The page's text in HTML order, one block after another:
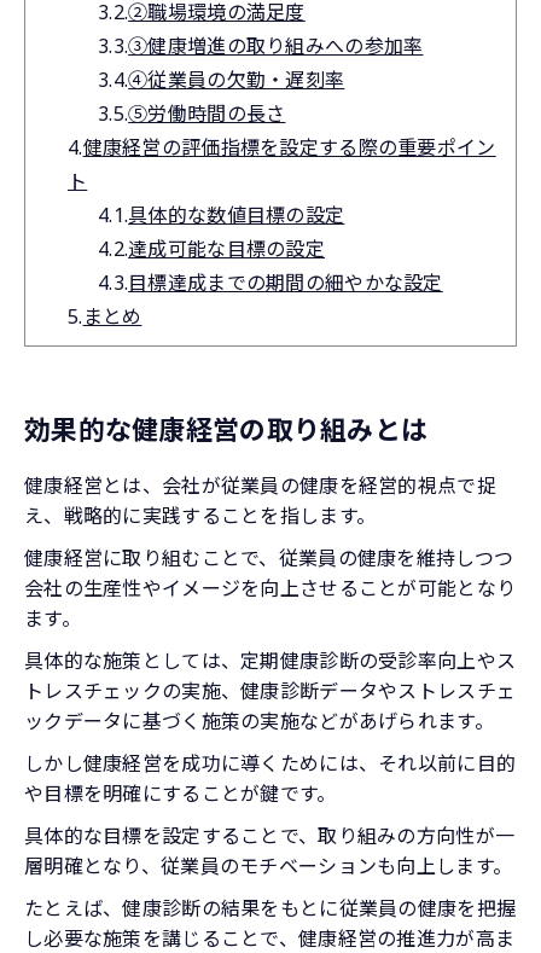
3.2.②職場環境の満足度
3.3.③健康増進の取り組みへの参加率
3.4.④従業員の欠勤・遅刻率
3.5.⑤労働時間の長さ
4.健康経営の評価指標を設定する際の重要ポイン
ト
4.1.具体的な数値目標の設定
4.2.達成可能な目標の設定
4.3.目標達成までの期間の細やかな設定
5. まとめ
効果的な健康経営の取り組みとは
健康経営とは、会社が従業員の健康を経営的視点で捉
え、戦略的に実践することを指します。
健康経営に取り組むことで、従業員の健康を維持しつつ
会社の生産性やイメージを向上させることが可能となり
ます。
具体的な施策としては、定期健康診断の受診率向上やス
トレスチェックの実施、健康診断データやストレスチェ
ックデータに基づく施策の実施などがあげられます。
しかし健康経営を成功に導くためには、それ以前に目的
や目標を明確にすることが鍵です。
具体的な目標を設定することで、取り組みの方向性が一
層明確となり、従業員のモチベーションも向上します。
たとえば、健康診断の結果をもとに従業員の健康を把握
し必要な施策を講じることで、健康経営の推進力が高ま